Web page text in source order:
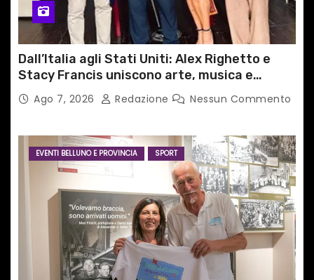
Dall’Italia agli Stati Uniti: Alex Righetto e
Stacy Francis uniscono arte, musica e
tecnologia in un nuovo progetto
internazionale”
Ago 7, 2026 Redazione Nessun Commento
EVENTI BELLUNO E PROVINCIA SPORT